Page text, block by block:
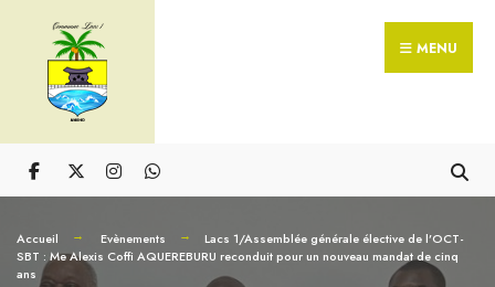
content
MENU
Accueil Evènements
Lacs 1/Assemblée générale élective de l’OCT-
SBT : Me Alexis Coffi AQUEREBURU reconduit pour un nouveau mandat de cinq
ans
Search
for: